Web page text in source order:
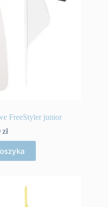
FreeStyler junior
zł